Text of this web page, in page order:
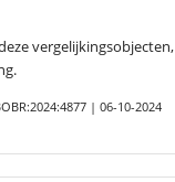
| 06-10-2024